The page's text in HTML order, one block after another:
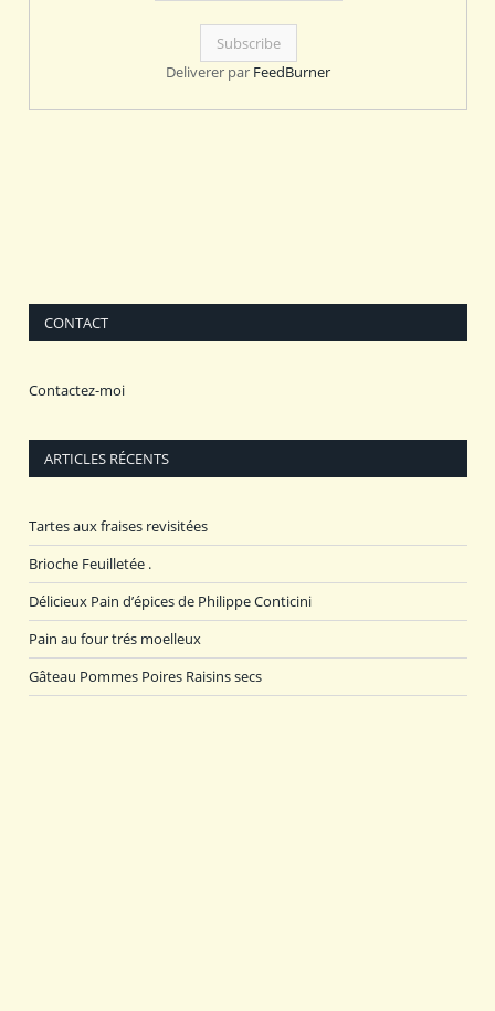
Deliverer par FeedBurner
CONTACT
Contactez-moi
ARTICLES RÉCENTS
Tartes aux fraises revisitées
Brioche Feuilletée .
Délicieux Pain d’épices de Philippe Conticini
Pain au four trés moelleux
Gâteau Pommes Poires Raisins secs